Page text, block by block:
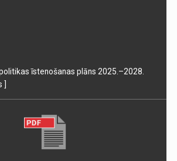
īstenošanas plāns 2025.–2028.